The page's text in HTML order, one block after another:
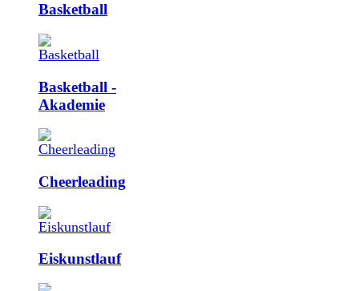
Basketball
Basketball ­
Akademie
Cheerleading
Eiskunstlauf